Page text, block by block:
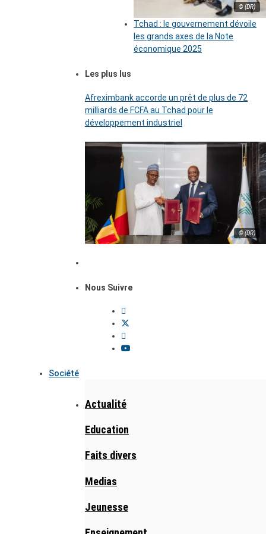
© (DR)
Tchad : le gouvernement dévoile
les grands axes de la Note
économique 2025
Les plus lus
Afreximbank accorde un prêt de plus de 72
milliards de FCFA au Tchad pour le
développement industriel
© (DR)
Nous Suivre
Société
Actualité
Education
Faits divers
Medias
Jeunesse